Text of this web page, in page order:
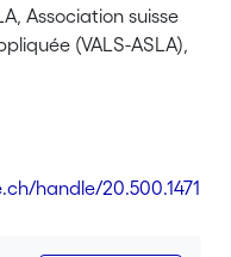
Association suisse
(VALS-ASLA),
handle/20.500.1471